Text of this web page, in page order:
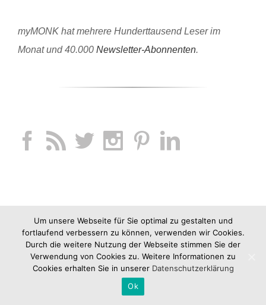
myMONK hat mehrere Hunderttausend Leser im
Monat und 40.000 Newsletter-Abonnenten.
Copyright 2012-2019 jucknix GmbH |
Um unsere Webseite für Sie optimal zu gestalten und
fortlaufend verbessern zu können, verwenden wir Cookies.
Durch die weitere Nutzung der Webseite stimmen Sie der
Verwendung von Cookies zu. Weitere Informationen zu
Cookies erhalten Sie in unserer Datenschutzerklärung
Ok